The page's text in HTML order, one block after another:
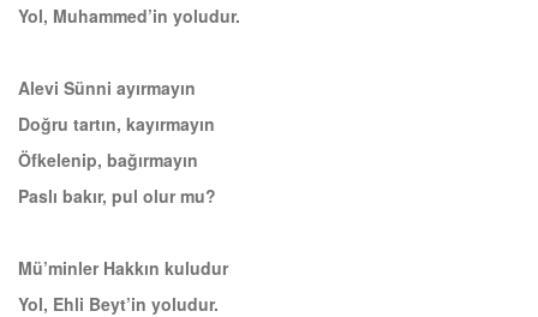
Yol, Muhammed’in yoludur.
Alevi Sünni ayırmayın
Doğru tartın, kayırmayın
Öfkelenip, bağırmayın
Paslı bakır, pul olur mu?
Mü’minler Hakkın kuludur
Yol, Ehli Beyt’in yoludur.